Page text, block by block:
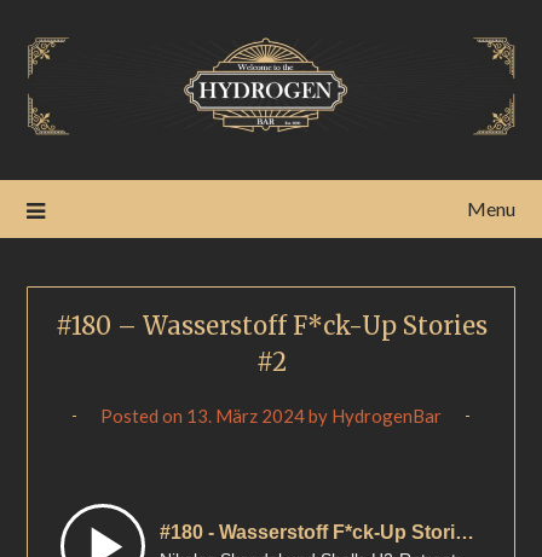
Menu
#180 – Wasserstoff F*ck-Up Stories
#2
Posted on 13. März 2024by HydrogenBar